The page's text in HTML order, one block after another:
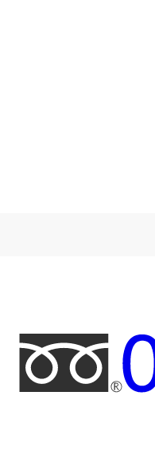
フ
リ
ー